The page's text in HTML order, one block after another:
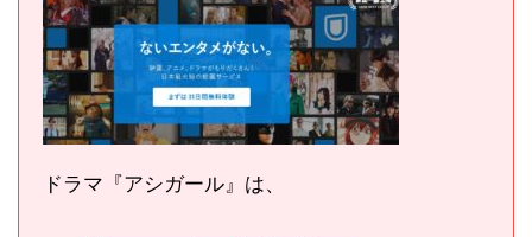
ドラマ『アシガール』は、